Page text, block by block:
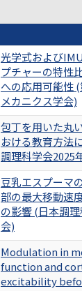
光学式および
プチャーの特性
への応用可能性
メカニクス学会)
包丁を用いた丸
おける教育方法
調理科学会2025
豆乳エスプーマ
部の最大移動速
の影響 (日本調
会)
Modulation in
function and
excitability